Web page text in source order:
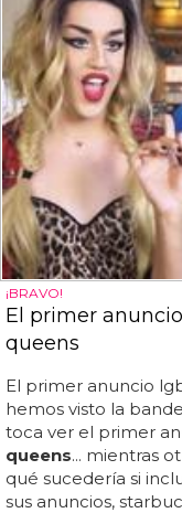
¡BRAVO!
El primer
queens
El primer anuncio
hemos visto la
toca ver el primer
queens... mientras
qué sucedería si
sus anuncios,